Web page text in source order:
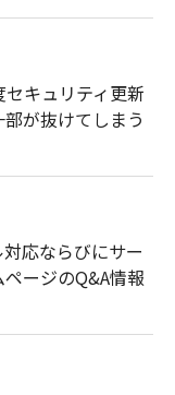
キュリティ更新
が抜けてしまう
応ならびにサー
ージのQ&A情報